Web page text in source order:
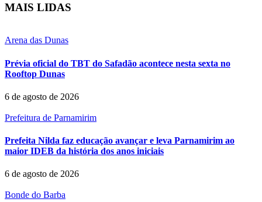
MAIS LIDAS
Arena das Dunas
Prévia oficial do TBT do Safadão acontece nesta sexta no
Rooftop Dunas
6 de agosto de 2026
Prefeitura de Parnamirim
Prefeita Nilda faz educação avançar e leva Parnamirim ao
maior IDEB da história dos anos iniciais
6 de agosto de 2026
Bonde do Barba